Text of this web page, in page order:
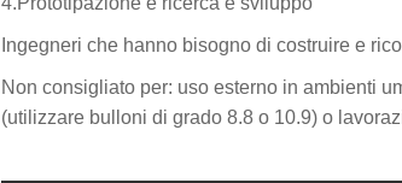
Ingegneri che hanno bisogno di costruire e
Non consigliato per: uso esterno in ambienti
(utilizzare bulloni di grado 8.8 o 10.9) o